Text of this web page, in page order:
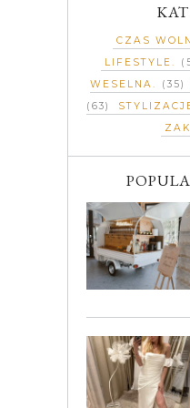
CZAS
LIFESTYLE
WESELNA
(35)
(63)